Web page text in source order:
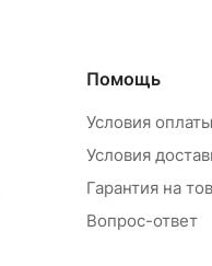
Помощь
Условия оплаты
Условия
Гарантия на
Вопрос-ответ